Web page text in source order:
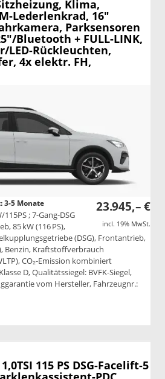
Klima,
Lederlenkrad, 16"
Parksensoren
Bluetooth + FULL-LINK,
LED-Rückleuchten,
4x elektr. FH,
23.945,– €
incl. 19% MwSt.
3-5 Monate
115PS ; 7-Gang-DSG
85 kW (116 PS),
(DSG), Frontantrieb,
Benzin, Kraftstoffverbrauch
CO₂-Emission kombiniert
D, Qualitätssiegel: BVFK-Siegel,
vom Hersteller, Fahrzeugnr.:
drucken
115 PS DSG-Facelift-5